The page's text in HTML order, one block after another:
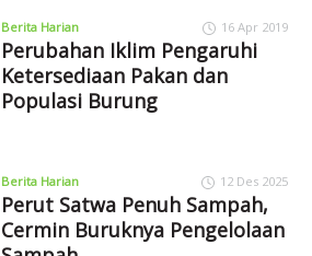
Berita Harian 16 Apr 2019
Perubahan Iklim Pengaruhi
Ketersediaan Pakan dan
Populasi Burung
Berita Harian 12 Des 2025
Perut Satwa Penuh Sampah,
Cermin Buruknya Pengelolaan